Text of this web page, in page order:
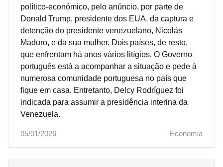
político-económico, pelo anúncio, por parte de
Donald Trump, presidente dos EUA, da captura e
detenção do presidente venezuelano, Nicolás
Maduro, e da sua mulher. Dois países, de resto,
que enfrentam há anos vários litígios. O Governo
português está a acompanhar a situação e pede à
numerosa comunidade portuguesa no país que
fique em casa. Entretanto, Delcy Rodríguez foi
indicada para assumir a presidência interina da
Venezuela.
05/01/2026 Economia